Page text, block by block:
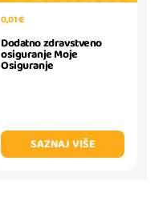
0,01 €
Dodatno zdravstveno
osiguranje Moje
Osiguranje
SAZNAJ VIŠE